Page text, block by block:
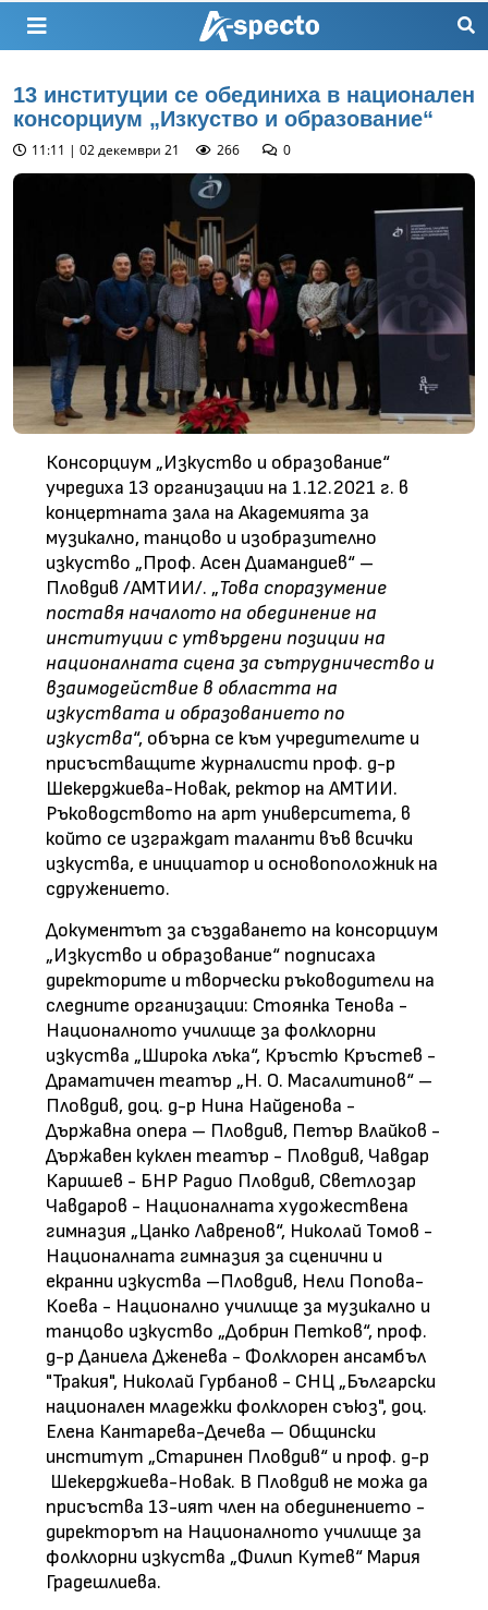
13 институции се обединиха в национален
консорциум „Изкуство и образование“
11:11 | 02 декември 21 266 0
Консорциум „Изкуство и образование“
учредиха 13 организации на 1.12.2021 г. в
концертната зала на Академията за
музикално, танцово и изобразително
изкуство „Проф. Асен Диамандиев“ –
Пловдив /АМТИИ/. „Това споразумение
поставя началото на обединение на
институции с утвърдени позиции на
националната сцена за сътрудничество и
взаимодействие в областта на
изкуствата и образованието по
изкуства“, обърна се към учредителите и
присъстващите журналисти проф. д-р
Шекерджиева-Новак, ректор на АМТИИ.
Ръководството на арт университета, в
който се изграждат таланти във всички
изкуства, е инициатор и основоположник на
сдружението.
Документът за създаването на консорциум
„Изкуство и образование“ подписаха
директорите и творчески ръководители на
следните организации: Стоянка Тенова -
Националното училище за фолклорни
изкуства „Широка лъка“, Кръстю Кръстев -
Драматичен театър „Н. О. Масалитинов“ –
Пловдив, доц. д-р Нина Найденова -
Държавна опера – Пловдив, Петър Влайков -
Държавен куклен театър - Пловдив, Чавдар
Каришев - БНР Радио Пловдив, Светлозар
Чавдаров - Националната художествена
гимназия „Цанко Лавренов“, Николай Томов -
Националната гимназия за сценични и
екранни изкуства –Пловдив, Нели Попова-
Коева - Национално училище за музикално и
танцово изкуство „Добрин Петков“, проф.
д-р Даниела Дженева - Фолклорен ансамбъл
"Тракия", Николай Гурбанов - СНЦ „Български
национален младежки фолклорен съюз", доц.
Елена Кантарева-Дечева – Общински
институт „Старинен Пловдив“ и проф. д-р
Шекерджиева-Новак. В Пловдив не можа да
присъства 13-ият член на обединението -
директорът на Националното училище за
фолклорни изкуства „Филип Кутев“ Мария
Градешлиева.